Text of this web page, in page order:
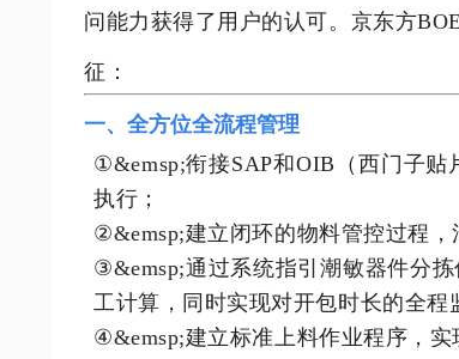
问能力获得了用户的认可。京东方
征：
一、全方位全流程管理
①&emsp;衔接SAP和OIB（西门子贴
执行；
②&emsp;建立闭环的物料管控过程，
③&emsp;通过系统指引潮敏器件分
工计算，同时实现对开包时长的全程
④&emsp;建立标准上料作业程序，实